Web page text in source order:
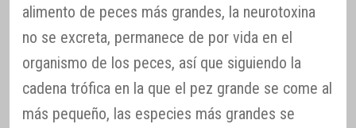
alimento de peces más grandes, la neurotoxina
no se excreta, permanece de por vida en el
organismo de los peces, así que siguiendo la
cadena trófica en la que el pez grande se come al
más pequeño, las especies más grandes se